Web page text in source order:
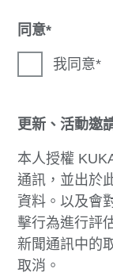
同意
我同意
更新、活動邀
本人授權
通訊，並出於
資料。以及會
擊行為進行評
新聞通訊中的
取消。